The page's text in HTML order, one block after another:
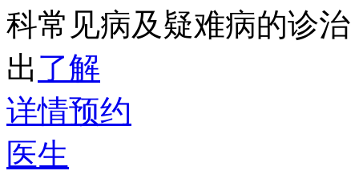
科常见病及疑难病的诊
出 了解
详情预约
医生